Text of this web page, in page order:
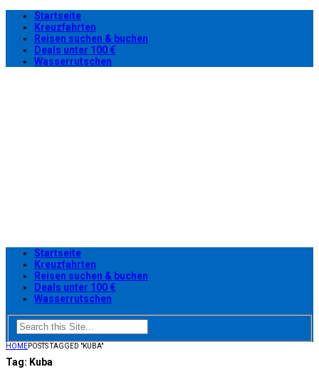
Startseite
Kreuzfahrten
Reisen suchen & buchen
Deals unter 100 €
Wasserrutschen
Startseite
Kreuzfahrten
Reisen suchen & buchen
Deals unter 100 €
Wasserrutschen
HOMEPOSTS TAGGED "KUBA"
Tag: Kuba